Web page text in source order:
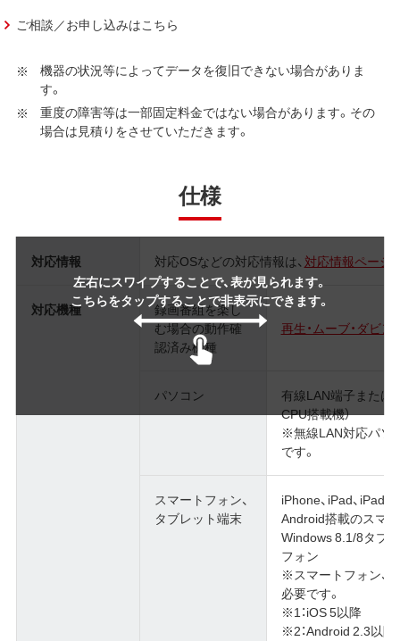
ご相談／お申し込みはこちら
機器の状況等によってデータを復旧できない場合がありま
す。
重度の障害等は一部固定料金ではない場合があります。その
場合は見積りをさせていただきます。
仕様
左右にスワイプすることで、表が見られます。
こちらをタップすることで非表示にできます。
対応情報 対応OSなどの対応情報は、 対応情報ページ
対応機種
録画番組を楽し
む場合の動作確
認済み機種
再生・ムーブ・ダビ
パソコン
有線LAN端子または
CPU搭載機）
※無線LAN対応パソ
です。
スマートフォン、
タブレット端末
iPhone、iPad、iPad
Android搭載のスマ
Windows 8.1/8タブ
フォン
※スマートフォン、
必要です。
※1：iOS 5以降
※2：Android 2.3以降